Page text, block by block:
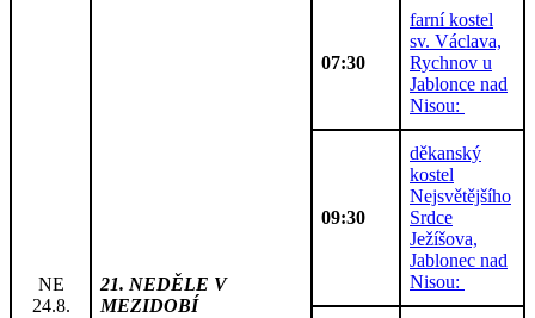
NE
24.8.
21. NEDĚLE V
MEZIDOBÍ
07:30
farní kostel
sv. Václava,
Rychnov u
Jablonce nad
Nisou:
09:30
děkanský
kostel
Nejsvětějšího
Srdce
Ježíšova,
Jablonec nad
Nisou: